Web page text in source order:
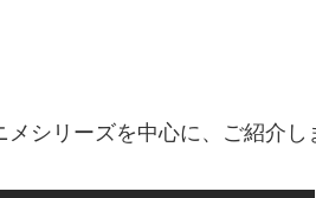
シリーズを中心に、ご紹介し